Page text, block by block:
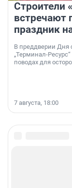
Строители
встречают
праздник
В преддверии Дня
„Терминал-
поводах для
7 августа, 18:00